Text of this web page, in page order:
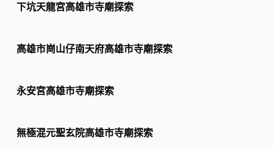
下坑天龍宮高雄市寺廟探索
高雄市崗山仔南天府高雄市寺廟探索
永安宮高雄市寺廟探索
無極混元聖玄院高雄市寺廟探索